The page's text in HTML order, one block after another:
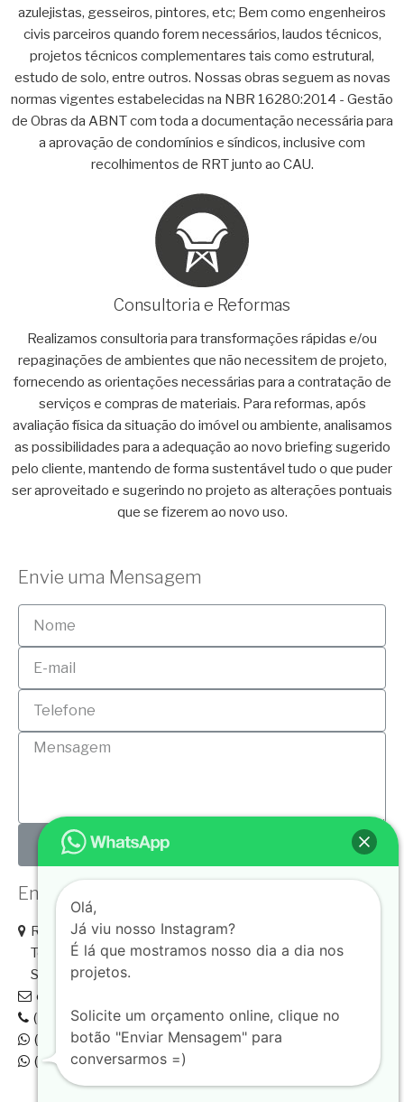
azulejistas, gesseiros, pintores, etc; Bem como engenheiros
civis parceiros quando forem necessários, laudos técnicos,
projetos técnicos complementares tais como estrutural,
estudo de solo, entre outros. Nossas obras seguem as novas
normas vigentes estabelecidas na NBR 16280:2014 - Gestão
de Obras da ABNT com toda a documentação necessária para
a aprovação de condomínios e síndicos, inclusive com
recolhimentos de RRT junto ao CAU.
Consultoria e Reformas
Realizamos consultoria para transformações rápidas e/ou
repaginações de ambientes que não necessitem de projeto,
fornecendo as orientações necessárias para a contratação de
serviços e compras de materiais. Para reformas, após
avaliação física da situação do imóvel ou ambiente, analisamos
as possibilidades para a adequação ao novo briefing sugerido
pelo cliente, mantendo de forma sustentável tudo o que puder
ser aproveitado e sugerindo no projeto as alterações pontuais
que se fizerem ao novo uso.
Envie uma Mensagem
ENVIAR
Entre com Contato conosco!
Rua José Versolato, 111, Sala 2812
Torre B - Domo Business
São Bernardo do Campo - SP
contatos@ahpharquitetura.com.br
(11) 2373.9515
(11) 97426.7444
(11) 98121.4700
Olá,
Já viu nosso Instagram?
É lá que mostramos nosso dia a dia nos
projetos.
Solicite um orçamento online, clique no
botão "Enviar Mensagem" para
conversarmos =)